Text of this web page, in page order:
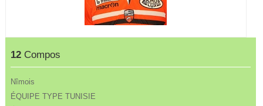
12 Compos
Nîmois
ÉQUIPE TYPE TUNISIE